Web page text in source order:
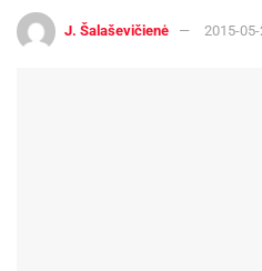
J. Šalaševičienė 2015-